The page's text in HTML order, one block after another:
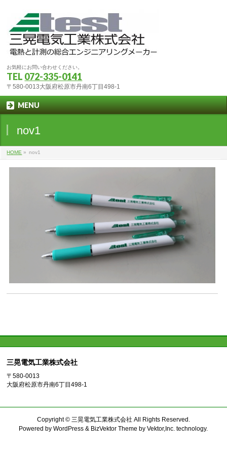
お気軽にお問い合わせください。
TEL 072-335-0141
〒580-0013大阪府松原市丹南6丁目498-1
MENU
nov1
HOME » nov1
三晃電気工業株式会社
〒580-0013
大阪府松原市丹南6丁目498-1
Copyright © 三晃電気工業株式会社 All Rights Reserved.
Powered byWordPress & BizVektor Theme byVektor,Inc. technology.